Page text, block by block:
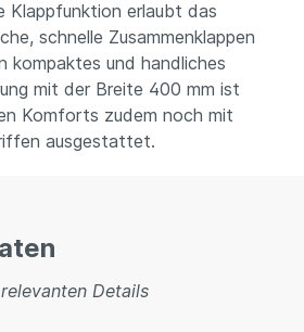
Klappfunktion erlaubt das
schnelle Zusammenklappen
kompaktes und handliches
mit der Breite 400 mm ist
Komforts zudem noch mit
ausgestattet.
Details